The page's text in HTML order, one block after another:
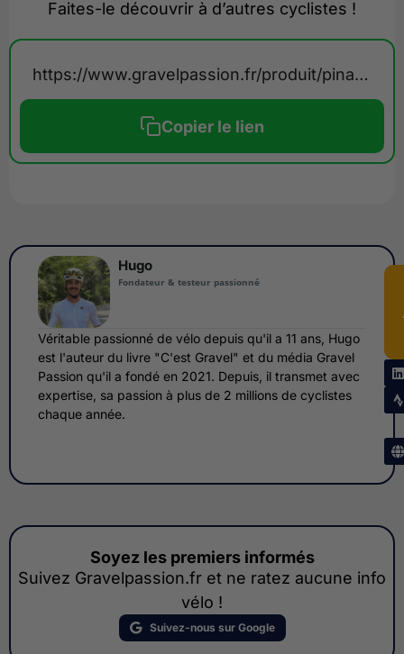
Faites-le découvrir à d’autres cyclistes !
https://www.gravelpassion.fr/produit/pinarello-dogma-gr-2025/
Copier le lien
Hugo
Fondateur & testeur passionné
Véritable passionné de vélo depuis qu'il a 11 ans, Hugo
est l'auteur du livre "C'est Gravel" et du média Gravel
Passion qu'il a fondé en 2021. Depuis, il transmet avec
expertise, sa passion à plus de 2 millions de cyclistes
chaque année.
Soyez les premiers informés
Suivez Gravelpassion.fr et ne ratez aucune info
vélo !
Suivez-nous sur Google